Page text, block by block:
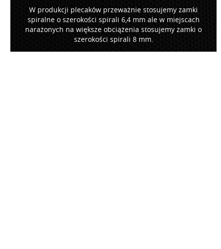
W produkcji plecaków przeważnie stosujemy zamki
spiralne o szerokości spirali 6,4 mm ale w miejscach
narażonych na większe obciążenia stosujemy zamki o
szerokości spirali 8 mm.